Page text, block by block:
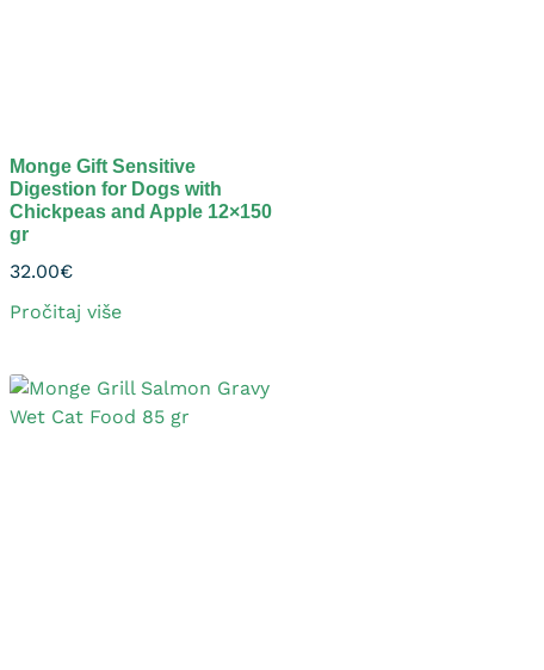
Monge Gift Sensitive
Digestion for Dogs with
Chickpeas and Apple 12×150
gr
32.00€
Pročitaj više